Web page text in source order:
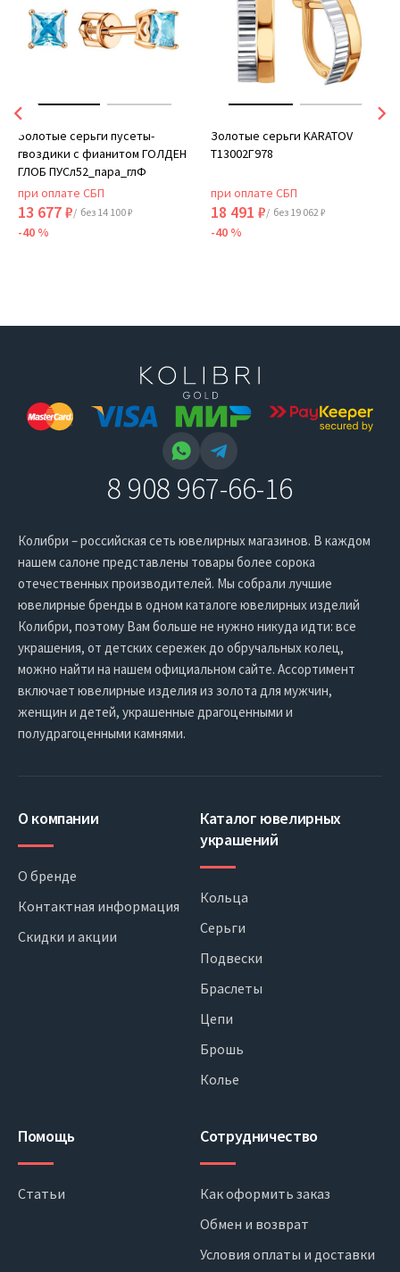
Золотые серьги пусеты-
гвоздики с фианитом ГОЛДЕН
ГЛОБ ПУСл52_пара_глФ
при оплате СБП
13 677 ₽/ без 14 100 ₽
-40 %
Золотые серьги KARATOV
Т13002Г978
при оплате СБП
18 491 ₽/ без 19 062 ₽
-40 %
8 908 967-66-16
Колибри – российская сеть ювелирных магазинов. В каждом
нашем салоне представлены товары более сорока
отечественных производителей. Мы собрали лучшие
ювелирные бренды в одном каталоге ювелирных изделий
Колибри, поэтому Вам больше не нужно никуда идти: все
украшения, от детских сережек до обручальных колец,
можно найти на нашем официальном сайте. Ассортимент
включает ювелирные изделия из золота для мужчин,
женщин и детей, украшенные драгоценными и
полудрагоценными камнями.
О компании
О бренде
Контактная информация
Скидки и акции
Каталог ювелирных
украшений
Кольца
Серьги
Подвески
Браслеты
Цепи
Брошь
Колье
Помощь
Статьи
Сотрудничество
Как оформить заказ
Обмен и возврат
Условия оплаты и доставки